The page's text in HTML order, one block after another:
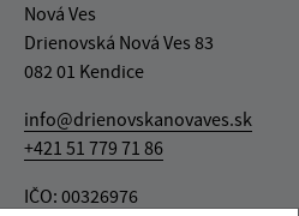
Nová Ves
Drienovská Nová Ves 83
082 01 Kendice
info@drienovskanovaves.sk
+421 51 779 71 86
IČO: 00326976